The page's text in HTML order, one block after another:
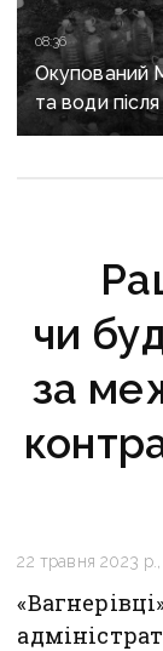
08:36
Окупований
та води після
чи
за
22 травня 2023